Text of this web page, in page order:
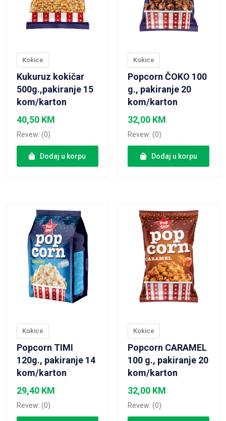
Kokice
Kukuruz kokičar
500g.,pakiranje 15
kom/karton
40,50 KM
Revew: (0)
Dodaj u korpu
Kokice
Popcorn ČOKO 100
g., pakiranje 20
kom/karton
32,00 KM
Revew: (0)
Dodaj u korpu
Kokice
Popcorn TIMI
120g., pakiranje 14
kom/karton
29,40 KM
Revew: (0)
Kokice
Popcorn CARAMEL
100 g., pakiranje 20
kom/karton
32,00 KM
Revew: (0)